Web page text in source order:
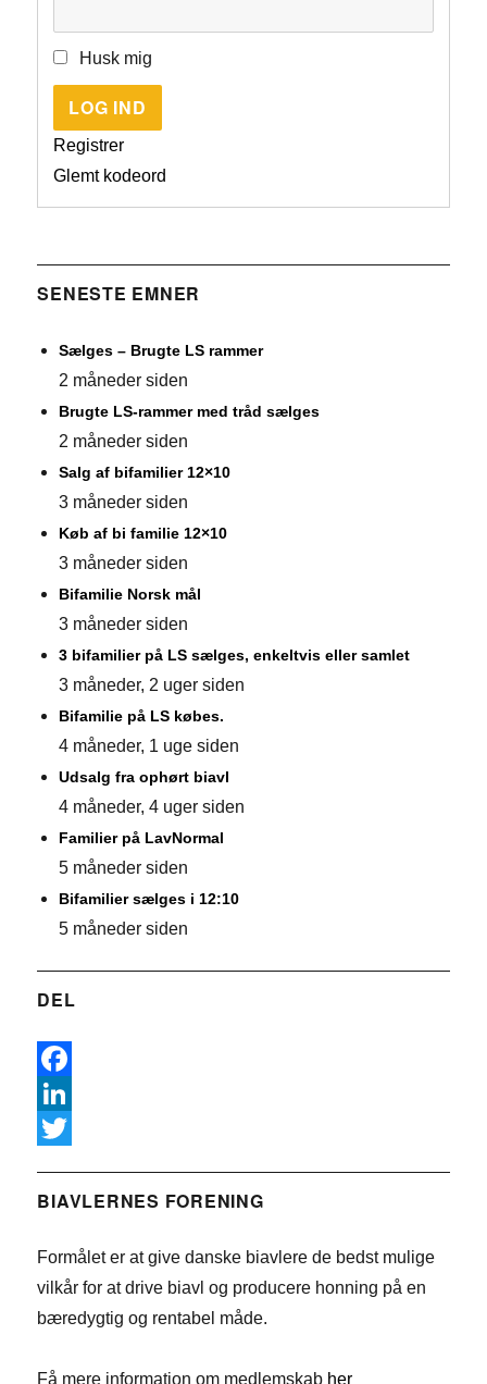
Husk mig
LOG IND
Registrer
Glemt kodeord
SENESTE EMNER
Sælges – Brugte LS rammer
2 måneder siden
Brugte LS-rammer med tråd sælges
2 måneder siden
Salg af bifamilier 12×10
3 måneder siden
Køb af bi familie 12×10
3 måneder siden
Bifamilie Norsk mål
3 måneder siden
3 bifamilier på LS sælges, enkeltvis eller samlet
3 måneder, 2 uger siden
Bifamilie på LS købes.
4 måneder, 1 uge siden
Udsalg fra ophørt biavl
4 måneder, 4 uger siden
Familier på LavNormal
5 måneder siden
Bifamilier sælges i 12:10
5 måneder siden
DEL
F
a
e
o
L
n
e
n
w
t
r
BIAVLERNES FORENING
Formålet er at give danske biavlere de bedst mulige
vilkår for at drive biavl og producere honning på en
bæredygtig og rentabel måde.
Få mere information om medlemskab her